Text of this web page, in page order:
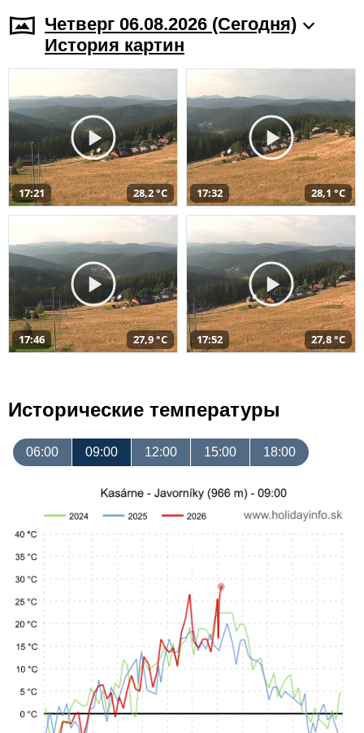
Четверг 06.08.2026 (Cегодня)
История картин
17:21 28,2 °C 17:32 28,1 °C
17:46 27,9 °C 17:52 27,8 °C
Исторические температуры
06:00 09:00 12:00 15:00 18:00